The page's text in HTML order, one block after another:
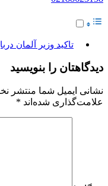
تاکید وزیر آلمان
دیدگاهتان را بنویسید
نشانی ایمیل شما منتشر
علامت‌گذاری شده‌اند *